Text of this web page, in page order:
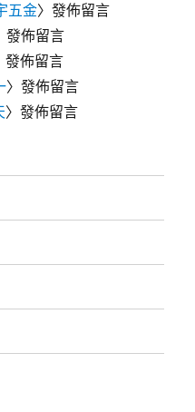
五金〉發佈留言
發佈留言
發佈留言
〉發佈留言
〉發佈留言